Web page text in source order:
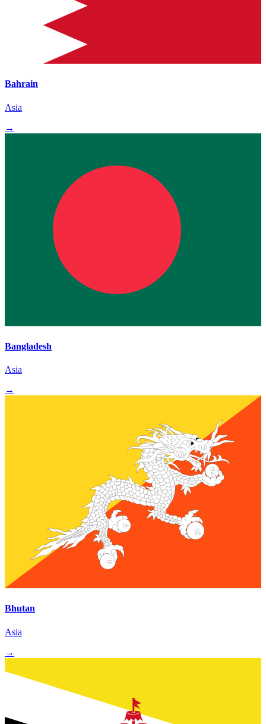
Bahrain
Asia
→
Bangladesh
Asia
→
Bhutan
Asia
→